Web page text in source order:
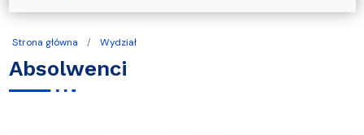
Strona główna Wydział
Absolwenci